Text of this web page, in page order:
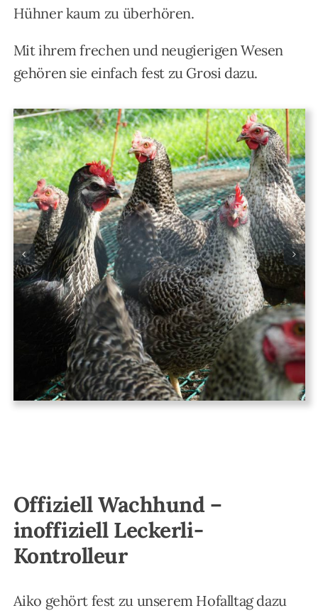
Hühner kaum zu überhören.
Mit ihrem frechen und neugierigen Wesen
gehören sie einfach fest zu Grosi dazu.
Offiziell Wachhund –
inoffiziell Leckerli-
Kontrolleur
Aiko gehört fest zu unserem Hofalltag dazu